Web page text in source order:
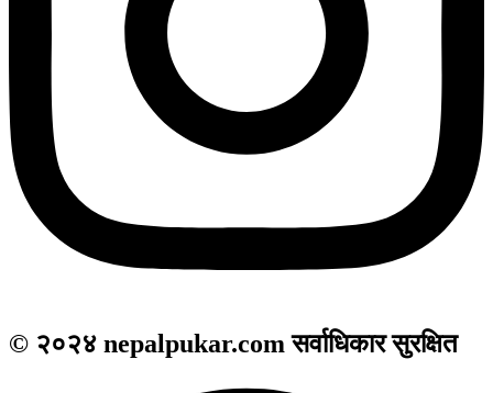
© २०२४ nepalpukar.com सर्वाधिकार सुरक्षित